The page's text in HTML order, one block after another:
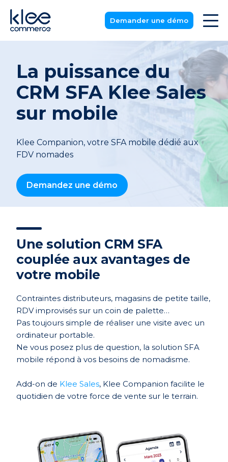
Demander une démo
La puissance du
CRM SFA Klee Sales
sur mobile
Klee Companion, votre SFA mobile dédié aux
FDV nomades
Demandez une démo
Une solution CRM SFA
couplée aux avantages de
votre mobile
Contraintes distributeurs, magasins de petite taille,
RDV improvisés sur un coin de palette…
Pas toujours simple de réaliser une visite avec un
ordinateur portable.
Ne vous posez plus de question, la solution SFA
mobile répond à vos besoins de nomadisme.
Add-on de Klee Sales, Klee Companion facilite le
quotidien de votre force de vente sur le terrain.